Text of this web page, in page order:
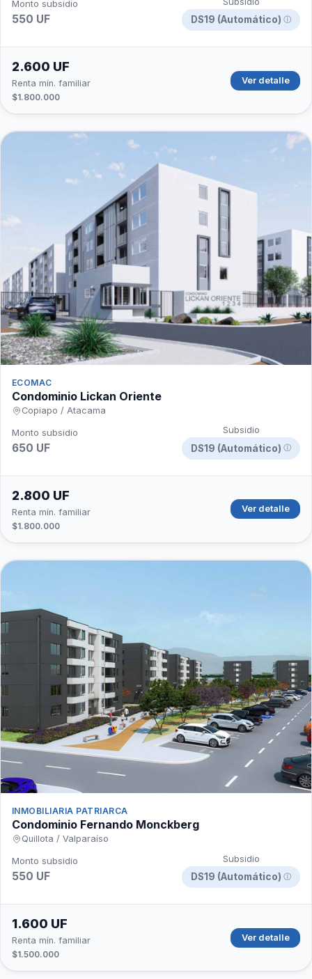
Monto subsidio
550 UF
DS19 (Automático) ⓘ
2.600 UF
Renta mín. familiar
$1.800.000
Ver detalle
ECOMAC
Condominio Lickan Oriente
Copiapo / Atacama
Monto subsidio
650 UF
Subsidio
DS19 (Automático) ⓘ
2.800 UF
Renta mín. familiar
$1.800.000
Ver detalle
INMOBILIARIA PATRIARCA
Condominio Fernando Monckberg
Quillota / Valparaíso
Monto subsidio
550 UF
Subsidio
DS19 (Automático) ⓘ
1.600 UF
Renta mín. familiar
$1.500.000
Ver detalle